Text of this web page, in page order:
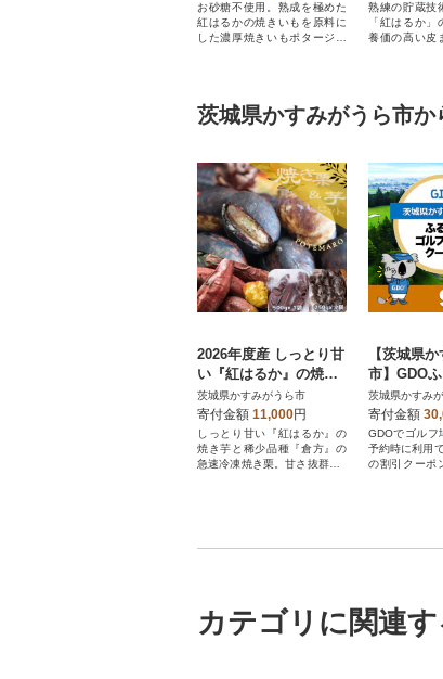
お砂糖不使用。熟成を極めた
紅はるかの焼きいもを原料に
した濃厚焼きいもポタージュ
熟練の貯蔵技
「紅はるか
養価の高い皮
茨城県かすみがうら市
2026年度産 しっとり甘
い『紅はるか』の焼き
芋と稀少品種『倉方』
の焼き栗セット「ポテ
マロ」
茨城県かすみがうら市
寄付金額 11,000円
しっとり甘い『紅はるか』の
焼き芋と稀少品種『倉方』の
急速冷凍焼き栗。甘さ抜群の2
【茨城県
市】GDO
フプレーク
0円分)
茨城県かすみ
寄付金額
GDOでゴルフ
予約時に利用
の割引クーポ
カテゴリに関連